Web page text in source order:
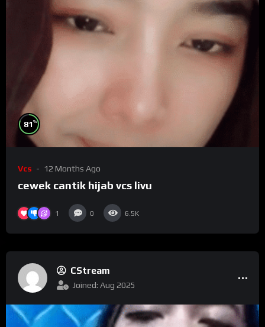
81 %
Vcs 12 Months Ago
cewek cantik hijab vcs livu
1 0 6.5K
CStream
Joined: Aug 2025